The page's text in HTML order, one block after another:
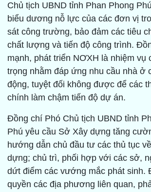
Chủ tịch UBND tỉnh Phan Phong
biểu dương nỗ lực của các đơn vị
sát công trường, bảo đảm các tiêu
chất lượng và tiến độ công trình.
mạnh, phát triển NƠXH là nhiệm vụ
trọng nhằm đáp ứng nhu cầu nhà ở
động, tuyệt đối không được để các
chính làm chậm tiến độ dự án.
Đồng chí Phó Chủ tịch UBND tỉnh
Phú yêu cầu Sở Xây dựng tăng
hướng dẫn chủ đầu tư các thủ tục
dựng; chủ trì, phối hợp với các sở,
dứt điểm các vướng mắc phát sinh.
quyền các địa phương liên quan,